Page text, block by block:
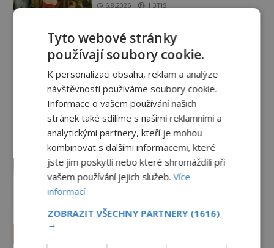
6.8.2026 1.3TIS
Železný zázrak z Indie: Proč tento
sloup už 1 600 let nezná rez?
5.8.2026 2.1TIS
Zrod legend o válečné lsti:
Opravdu na zmatení nepřítele
vypouštěli vypasené králíky?
3.8.2026 3.3TIS
Mapa Piriho Reise: Zakázané
vědění starověku, nebo jen
geniální práce osmanského
Paranormální jevy
Tyto webové stránky
používají soubory cookie.
K personalizaci obsahu, reklam a analýze
návštěvnosti používáme soubory cookie.
Informace o vašem používání našich
stránek také sdílíme s našimi reklamními a
analytickými partnery, kteří je mohou
kombinovat s dalšími informacemi, které
jste jim poskytli nebo které shromáždili při
vašem používání jejich služeb.Více
informací
ZOBRAZIT VŠECHNY PARTNERY (1616)
→